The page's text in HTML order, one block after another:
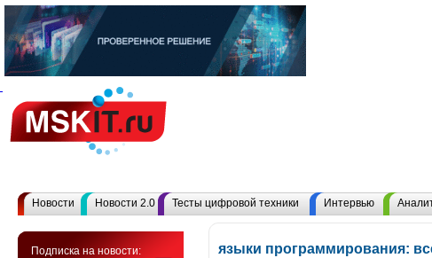
Новости Новости 2.0 Тесты цифровой техники Интервью
Подписка на новости: языки программирования: